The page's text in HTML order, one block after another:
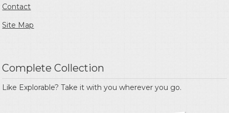
Contact
Site Map
Complete Collection
Like Explorable? Take it with you wherever you go.